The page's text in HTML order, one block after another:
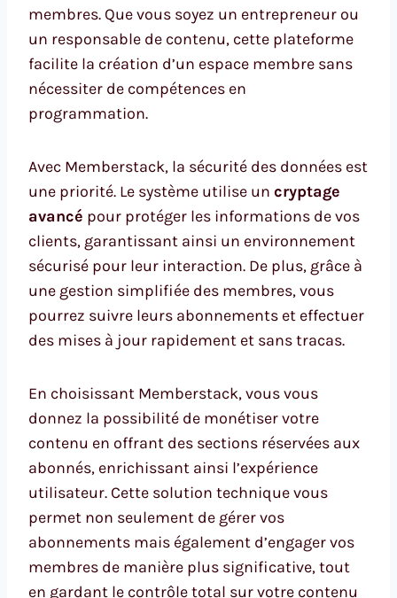
membres. Que vous soyez un entrepreneur ou
un responsable de contenu, cette plateforme
facilite la création d’un espace membre sans
nécessiter de compétences en
programmation.
Avec Memberstack, la sécurité des données est
une priorité. Le système utilise un cryptage
avancé pour protéger les informations de vos
clients, garantissant ainsi un environnement
sécurisé pour leur interaction. De plus, grâce à
une gestion simplifiée des membres, vous
pourrez suivre leurs abonnements et effectuer
des mises à jour rapidement et sans tracas.
En choisissant Memberstack, vous vous
donnez la possibilité de monétiser votre
contenu en offrant des sections réservées aux
abonnés, enrichissant ainsi l’expérience
utilisateur. Cette solution technique vous
permet non seulement de gérer vos
abonnements mais également d’engager vos
membres de manière plus significative, tout
en gardant le contrôle total sur votre contenu